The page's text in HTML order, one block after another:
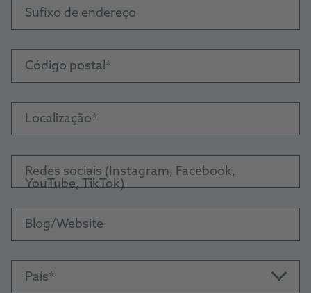
Sufixo de endereço
Código postal
Localização
Redes sociais (Instagram, Facebook,
YouTube, TikTok)
Blog/Website
País